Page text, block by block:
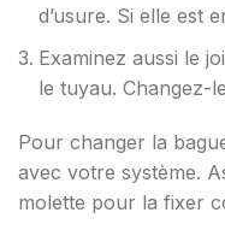
d’usure. Si elle est
Examinez aussi le
le tuyau. Changez-
Pour changer la
avec votre système.
molette pour la fixer